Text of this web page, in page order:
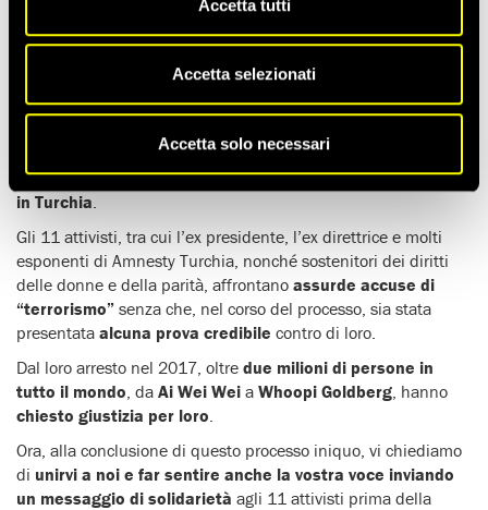
Accetta tutti
Accetta selezionati
Accetta solo necessari
anni di carcere solo per aver svolto il loro lavoro.
A seguito della pandemia Covid-19, l‘udienza finale del loro
processo è stata rimandata a data da destinarsi.
COSA HANNO FATTO?
Non hanno fatto nulla di male. Hannodifeso i diritti umani
in Turchia.
Gli 11 attivisti, tra cui l’ex presidente, l’ex direttrice e molti
esponenti di Amnesty Turchia, nonché sostenitori dei diritti
delle donne e della parità, affrontano assurde accuse di
“terrorismo” senza che, nel corso del processo, sia stata
presentata alcuna prova credibile contro di loro.
Dal loro arresto nel 2017, oltre due milioni di persone in
tutto il mondo, da Ai Wei Wei a Whoopi Goldberg, hanno
chiesto giustizia per loro.
Ora, alla conclusione di questo processo iniquo, vi chiediamo
di unirvi a noi e far sentire anche la vostra voce inviando
un messaggio di solidarietà agli 11 attivisti prima della